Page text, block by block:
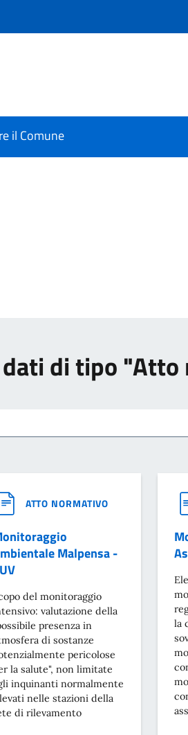
il Comune
di tipo
ATTO NORMATIVO
Malpensa -
del monitoraggio
valutazione della
presenza in
di sostanze
pericolose
la salute", non limitate
inquinanti normalmente
nelle stazioni della
di rilevamento
la